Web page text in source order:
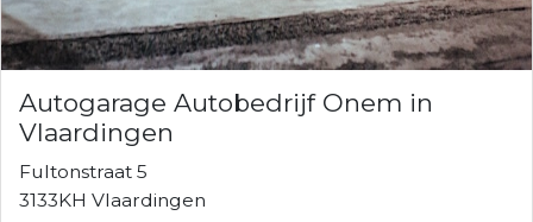
Autogarage Autobedrijf Onem in
Vlaardingen
Fultonstraat 5
3133KH Vlaardingen